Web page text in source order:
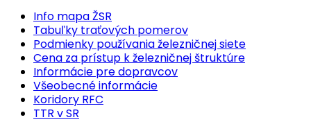
Info mapa ŽSR
Tabuľky traťových pomerov
Podmienky používania železničnej siete
Cena za prístup k železničnej štruktúre
Informácie pre dopravcov
Všeobecné informácie
Koridory RFC
TTR v SR